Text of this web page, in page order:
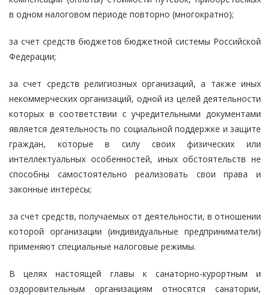
в одном налоговом периоде повторно (многократно);
за счет средств бюджетов бюджетной системы Российской
Федерации;
за счет средств религиозных организаций, а также иных
некоммерческих организаций, одной из целей деятельности
которых в соответствии с учредительными документами
является деятельность по социальной поддержке и защите
граждан, которые в силу своих физических или
интеллектуальных особенностей, иных обстоятельств не
способны самостоятельно реализовать свои права и
законные интересы;
за счет средств, получаемых от деятельности, в отношении
которой организации (индивидуальные предприниматели)
применяют специальные налоговые режимы.
В целях настоящей главы к санаторно-курортным и
оздоровительным организациям относятся санатории,